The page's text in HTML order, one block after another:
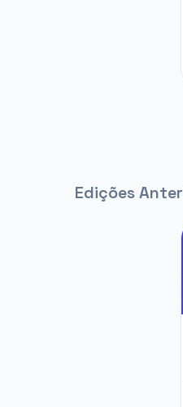
Edições